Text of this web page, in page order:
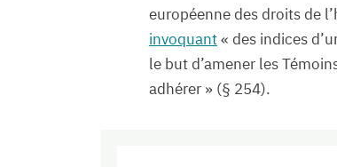
européenne des droits de
invoquant« des indices
le but d’amener les
adhérer » (§ 254).